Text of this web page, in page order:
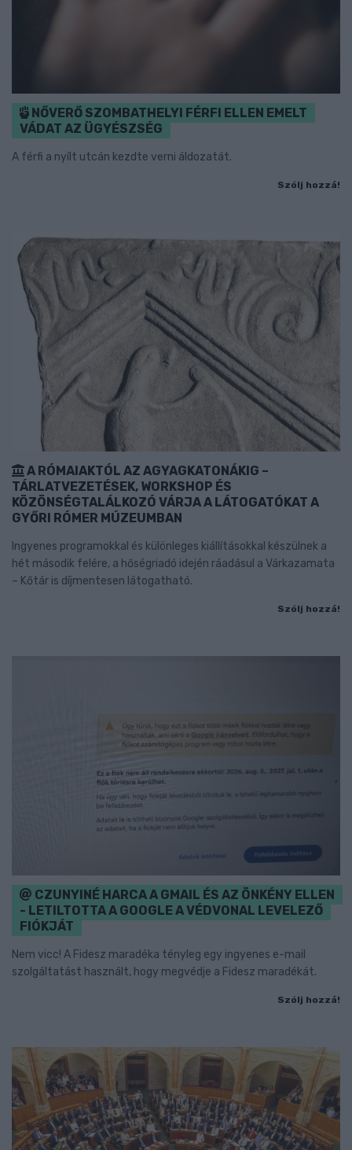
NŐVERŐ SZOMBATHELYI FÉRFI ELLEN EMELT
VÁDAT AZ ÜGYÉSZSÉG
A férfi a nyílt utcán kezdte verni áldozatát.
Szólj hozzá!
A RÓMAIAKTÓL AZ AGYAGKATONÁKIG –
TÁRLATVEZETÉSEK, WORKSHOP ÉS
KÖZÖNSÉGTALÁLKOZÓ VÁRJA A LÁTOGATÓKAT A
GYŐRI RÓMER MÚZEUMBAN
Ingyenes programokkal és különleges kiállításokkal készülnek a
hét második felére, a hőségriadó idején ráadásul a Várkazamata
– Kőtár is díjmentesen látogatható.
Szólj hozzá!
CZUNYINÉ HARCA A GMAIL ÉS AZ ÖNKÉNY ELLEN
- LETILTOTTA A GOOGLE A VÉDVONAL LEVELEZŐ
FIÓKJÁT
Nem vicc! A Fidesz maradéka tényleg egy ingyenes e-mail
szolgáltatást használt, hogy megvédje a Fidesz maradékát.
Szólj hozzá!